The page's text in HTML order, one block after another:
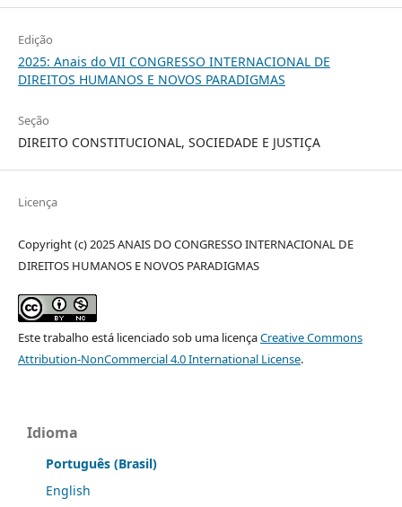
Edição
2025: Anais do VII CONGRESSO INTERNACIONAL DE
DIREITOS HUMANOS E NOVOS PARADIGMAS
Seção
DIREITO CONSTITUCIONAL, SOCIEDADE E JUSTIÇA
Licença
Copyright (c) 2025 ANAIS DO CONGRESSO INTERNACIONAL DE
DIREITOS HUMANOS E NOVOS PARADIGMAS
Este trabalho está licenciado sob uma licençaCreative Commons
Attribution-NonCommercial 4.0 International License.
Idioma
Português (Brasil)
English